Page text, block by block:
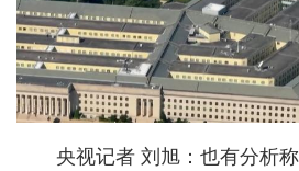
央视记者 刘旭：也有分析